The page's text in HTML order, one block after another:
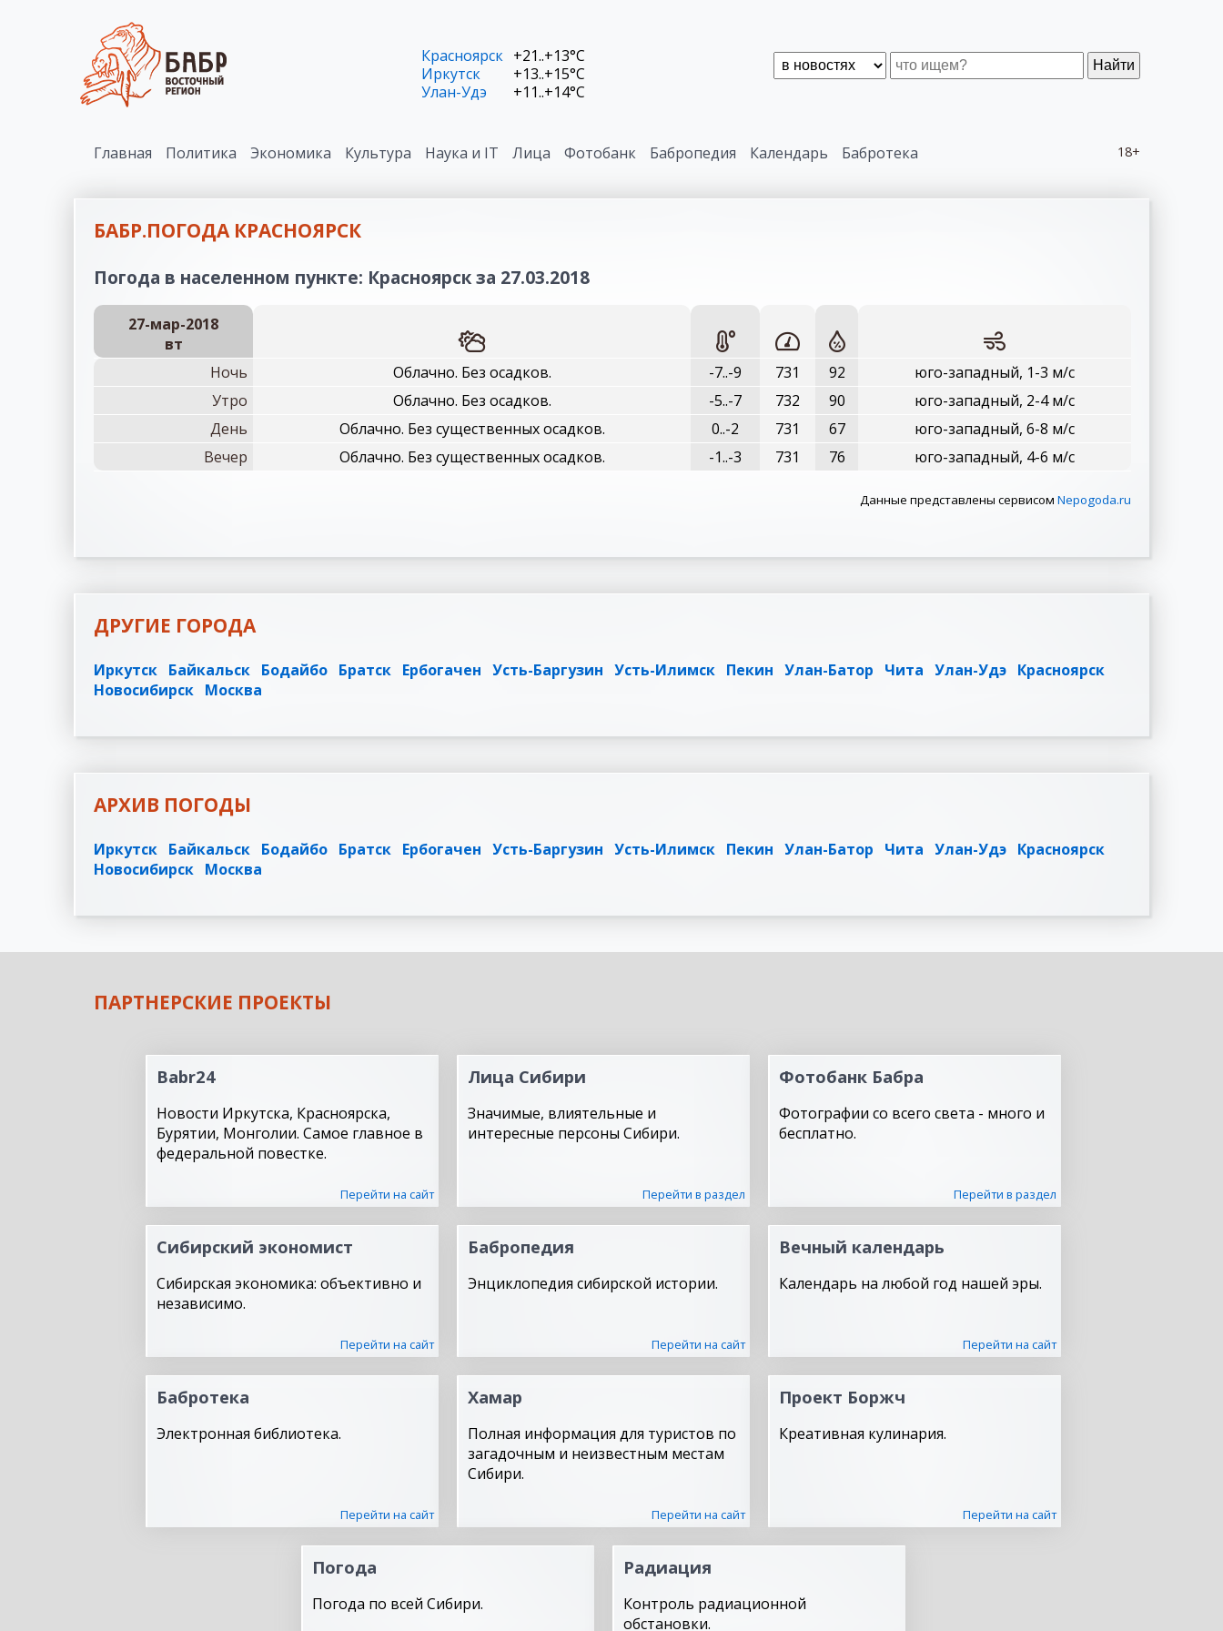
Найти
Красноярск +21..+13°C
Иркутск
+13..+15°C
Улан-Удэ
+11..+14°C
18+
Главная Политика Экономика Культура Наука и IT Лица Фотобанк Бабропедия Календарь Бабротека
БАБР.ПОГОДА КРАСНОЯРСК
Погода в населенном пункте: Красноярск за 27.03.2018
27-мар-2018
вт
Ночь
Облачно. Без осадков. -7..-9 731 92
юго-западный, 1-3 м/с
Утро
Облачно. Без осадков. -5..-7 732 90
юго-западный, 2-4 м/с
День
Облачно. Без существенных осадков. 0..-2 731 67
юго-западный, 6-8 м/с
Вечер
Облачно. Без существенных осадков. -1..-3 731 76 юго-западный, 4-6 м/с
Данные представлены сервисом Nepogoda.ru
ДРУГИЕ ГОРОДА
Иркутск Байкальск Бодайбо Братск Ербогачен Усть-Баргузин Усть-Илимск Пекин Улан-Батор Чита Улан-Удэ Красноярск
Новосибирск Москва
АРХИВ ПОГОДЫ
Иркутск Байкальск Бодайбо Братск Ербогачен Усть-Баргузин Усть-Илимск Пекин Улан-Батор Чита Улан-Удэ Красноярск
Новосибирск Москва
ПАРТНЕРСКИЕ ПРОЕКТЫ
Babr24
Новости Иркутска, Красноярска,
Бурятии, Монголии. Самое главное в
федеральной повестке.
Перейти на сайт
Лица Сибири
Значимые, влиятельные и
интересные персоны Сибири.
Перейти в раздел
Фотобанк Бабра
Фотографии со всего света - много и
бесплатно.
Перейти в раздел
Сибирский экономист
Сибирская экономика: объективно и
независимо.
Перейти на сайт
Бабропедия
Энциклопедия сибирской истории.
Перейти на сайт
Вечный календарь
Календарь на любой год нашей эры.
Перейти на сайт
Бабротека
Электронная библиотека.
Перейти на сайт
Хамар
Полная информация для туристов по
загадочным и неизвестным местам
Сибири.
Перейти на сайт
Проект Боржч
Креативная кулинария.
Перейти на сайт
Погода
Погода по всей Сибири.
Радиация
Контроль радиационной
обстановки.